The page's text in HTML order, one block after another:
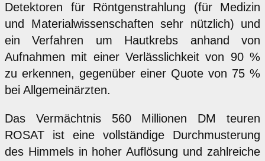
Detektoren für Röntgenstrahlung (für Medizin
und Materialwissenschaften sehr nützlich) und
ein Verfahren um Hautkrebs anhand von
Aufnahmen mit einer Verlässlichkeit von 90 %
zu erkennen, gegenüber einer Quote von 75 %
bei Allgemeinärzten.
Das Vermächtnis 560 Millionen DM teuren
ROSAT ist eine vollständige Durchmusterung
des Himmels in hoher Auflösung und zahlreiche